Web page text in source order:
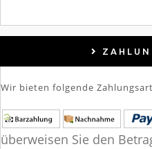
Wir bieten folgende
überweisen Sie den